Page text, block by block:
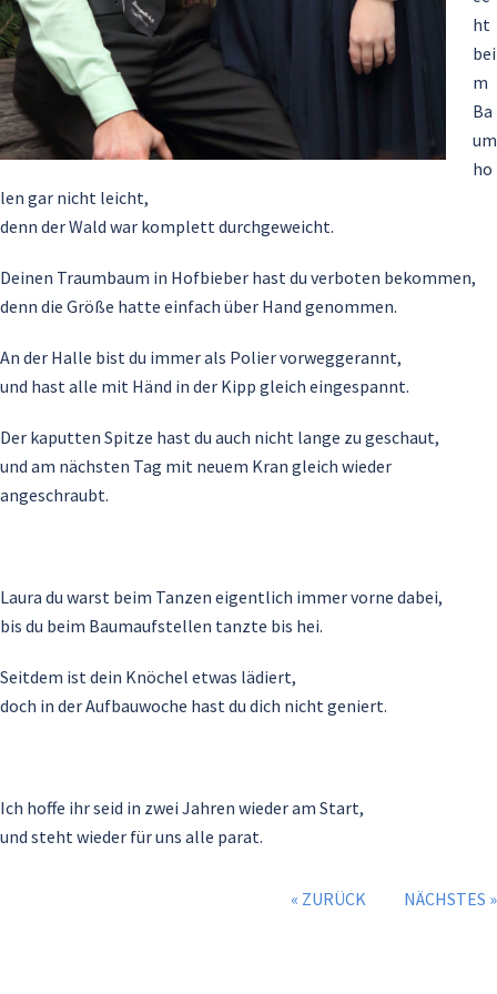
ht
bei
m
Ba
um
ho
len gar nicht leicht,
denn der Wald war komplett durchgeweicht.
Deinen Traumbaum in Hofbieber hast du verboten bekommen,
denn die Größe hatte einfach über Hand genommen.
An der Halle bist du immer als Polier vorweggerannt,
und hast alle mit Händ in der Kipp gleich eingespannt.
Der kaputten Spitze hast du auch nicht lange zu geschaut,
und am nächsten Tag mit neuem Kran gleich wieder
angeschraubt.
Laura du warst beim Tanzen eigentlich immer vorne dabei,
bis du beim Baumaufstellen tanzte bis hei.
Seitdem ist dein Knöchel etwas lädiert,
doch in der Aufbauwoche hast du dich nicht geniert.
Ich hoffe ihr seid in zwei Jahren wieder am Start,
und steht wieder für uns alle parat.
NÄCHSTES »
« ZURÜCK